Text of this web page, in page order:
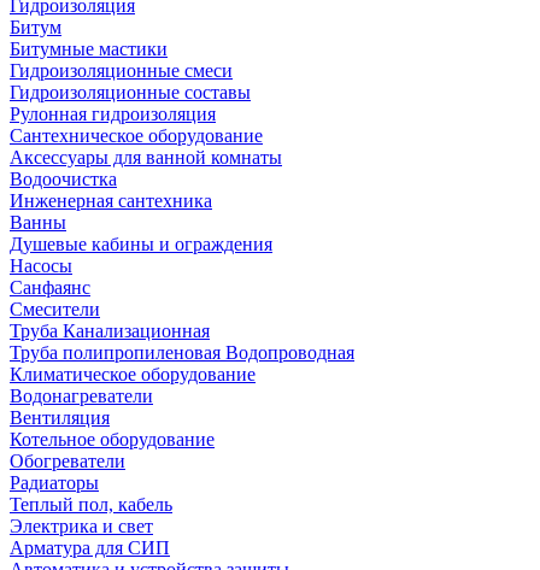
Гидроизоляция
Битум
Битумные мастики
Гидроизоляционные смеси
Гидроизоляционные составы
Рулонная гидроизоляция
Сантехническое оборудование
Аксессуары для ванной комнаты
Водоочистка
Инженерная сантехника
Ванны
Душевые кабины и ограждения
Насосы
Санфаянс
Смесители
Труба Канализационная
Труба полипропиленовая Водопроводная
Климатическое оборудование
Водонагреватели
Вентиляция
Котельное оборудование
Обогреватели
Радиаторы
Теплый пол, кабель
Электрика и свет
Арматура для СИП